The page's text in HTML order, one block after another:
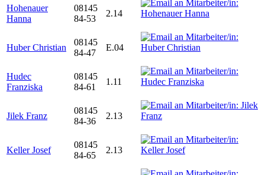
Hohenauer
Hanna
08145
84-53
2.14
Huber Christian
08145
84-47
E.04
Hudec
Franziska
08145
84-61
1.11
Jilek Franz
08145
84-36
2.13
Keller Josef
08145
84-65
2.13